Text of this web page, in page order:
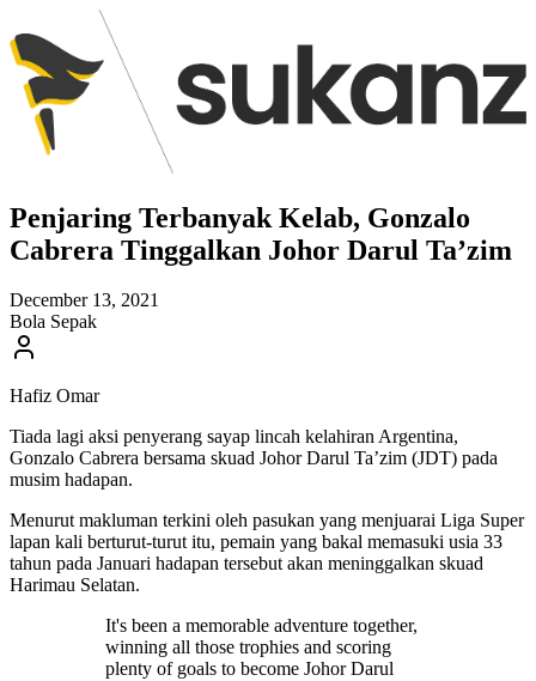
Penjaring Terbanyak Kelab, Gonzalo
Cabrera Tinggalkan Johor Darul Ta’zim
December 13, 2021
Bola Sepak
Hafiz Omar
Tiada lagi aksi penyerang sayap lincah kelahiran Argentina,
Gonzalo Cabrera bersama skuad Johor Darul Ta’zim (JDT) pada
musim hadapan.
Menurut makluman terkini oleh pasukan yang menjuarai Liga Super
lapan kali berturut-turut itu, pemain yang bakal memasuki usia 33
tahun pada Januari hadapan tersebut akan meninggalkan skuad
Harimau Selatan.
It's been a memorable adventure together,
winning all those trophies and scoring
plenty of goals to become Johor Darul